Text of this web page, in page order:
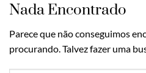
Nada Encontrado
Parece que não conseguimos
procurando. Talvez fazer uma